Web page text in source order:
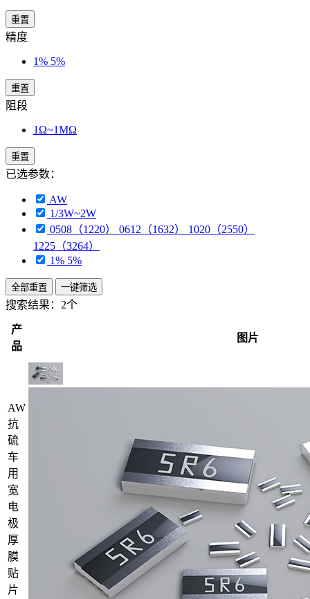
重置
精度
1% 5%
重置
阻段
1Ω~1MΩ
重置
已选参数：
AW
1/3W~2W
0508（1220） 0612（1632） 1020（2550）
1225（3264）
1% 5%
全部重置 一键筛选
搜索结果： 2个
产
品
图片
AW
抗
硫
车
用
宽
电
极
厚
膜
贴
片